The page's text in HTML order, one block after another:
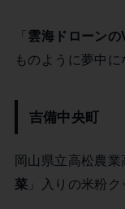
「 雲海ドローンの
ものように夢中に
吉備中央町
岡山県立高松農
菜 」入りの米粉